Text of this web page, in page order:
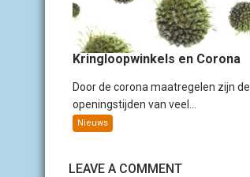
g
Kringloopwinkels en Corona
Door de corona maatregelen zijn de
openingstijden van veel...
Nieuws
LEAVE A COMMENT